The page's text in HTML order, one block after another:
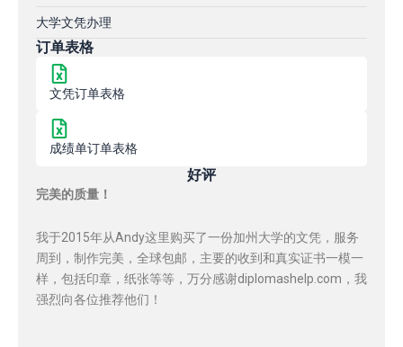
大学文凭办理
订单表格
文凭订单表格
成绩单订单表格
好评
完美的质量！
我于2015年从Andy这里购买了一份加州大学的文凭，服务
周到，制作完美，全球包邮，主要的收到和真实证书一模一
样，包括印章，纸张等等，万分感谢diplomashelp.com，我
强烈向各位推荐他们！